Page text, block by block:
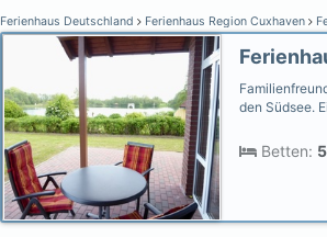
Ferienhaus Deutschland Ferienhaus Region Cuxhaven
den Südsee.
Betten: 5